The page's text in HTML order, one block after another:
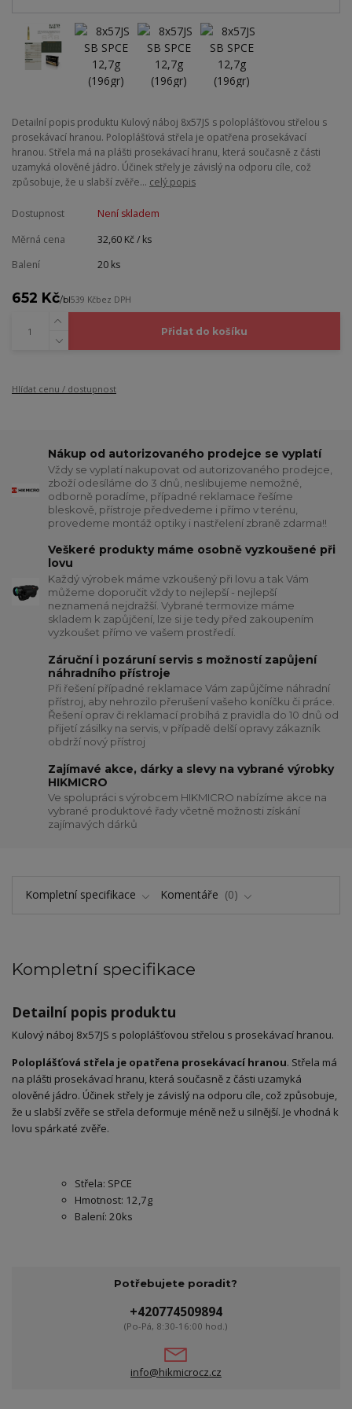
Detailní popis produktu Kulový náboj 8x57JS s poloplášťovou střelou s
prosekávací hranou. Poloplášťová střela je opatřena prosekávací
hranou. Střela má na plášti prosekávací hranu, která současně z části
uzamyká olověné jádro. Účinek střely je závislý na odporu cíle, což
způsobuje, že u slabší zvěře... celý popis
Dostupnost
Není skladem
Měrná cena
32,60 Kč / ks
Balení
20 ks
652 Kč/bl539 Kčbez DPH
Přidat do košíku
Hlídat cenu / dostupnost
Nákup od autorizovaného prodejce se vyplatí
Vždy se vyplatí nakupovat od autorizovaného prodejce,
zboží odesíláme do 3 dnů, neslibujeme nemožné,
odborně poradíme, případné reklamace řešíme
bleskově, přístroje předvedeme i přímo v terénu,
provedeme montáž optiky i nastřelení zbraně zdarma!!
Veškeré produkty máme osobně vyzkoušené při
lovu
Každý výrobek máme vzkoušený při lovu a tak Vám
můžeme doporučit vždy to nejlepší - nejlepší
neznamená nejdražší. Vybrané termovize máme
skladem k zapůjčení, lze si je tedy před zakoupením
vyzkoušet přímo ve vašem prostředí.
Záruční i pozáruní servis s možností zapůjení
náhradního přístroje
Při řešení případné reklamace Vám zapůjčíme náhradní
přístroj, aby nehrozilo přerušení vašeho koníčku či práce.
Řešení oprav či reklamací probíhá z pravidla do 10 dnů od
přijetí zásilky na servis, v případě delší opravy zákazník
obdrží nový přístroj
Zajímavé akce, dárky a slevy na vybrané výrobky
HIKMICRO
Ve spolupráci s výrobcem HIKMICRO nabízíme akce na
vybrané produktové řady včetně možnosti získání
zajímavých dárků
Kompletní specifikace Komentáře 0
Kompletní specifikace
Detailní popis produktu
Kulový náboj 8x57JS s poloplášťovou střelou s prosekávací hranou.
Poloplášťová střela je opatřena prosekávací hranou. Střela má
na plášti prosekávací hranu, která současně z části uzamyká
olověné jádro. Účinek střely je závislý na odporu cíle, což způsobuje,
že u slabší zvěře se střela deformuje méně než u silnější. Je vhodná k
lovu spárkaté zvěře.
Střela: SPCE
Hmotnost: 12,7g
Balení: 20ks
Potřebujete poradit?
+420774509894
(Po-Pá, 8:30-16:00 hod.)
info@hikmicrocz.cz